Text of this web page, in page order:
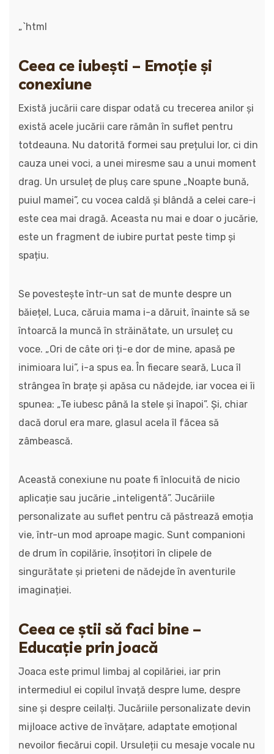
„`html
Ceea ce iubești – Emoție și
conexiune
Există jucării care dispar odată cu trecerea anilor și
există acele jucării care rămân în suflet pentru
totdeauna. Nu datorită formei sau prețului lor, ci din
cauza unei voci, a unei miresme sau a unui moment
drag. Un ursuleț de pluș care spune „Noapte bună,
puiul mamei”, cu vocea caldă și blândă a celei care-i
este cea mai dragă. Aceasta nu mai e doar o jucărie,
este un fragment de iubire purtat peste timp și
spațiu.
Se povestește într-un sat de munte despre un
băiețel, Luca, căruia mama i-a dăruit, înainte să se
întoarcă la muncă în străinătate, un ursuleț cu
voce. „Ori de câte ori ți-e dor de mine, apasă pe
inimioara lui”, i-a spus ea. În fiecare seară, Luca îl
strângea în brațe și apăsa cu nădejde, iar vocea ei îi
spunea: „Te iubesc până la stele și înapoi”. Și, chiar
dacă dorul era mare, glasul acela îl făcea să
zâmbească.
Această conexiune nu poate fi înlocuită de nicio
aplicație sau jucărie „inteligentă”. Jucăriile
personalizate au suflet pentru că păstrează emoția
vie, într-un mod aproape magic. Sunt companioni
de drum în copilărie, însoțitori în clipele de
singurătate și prieteni de nădejde în aventurile
imaginației.
Ceea ce știi să faci bine –
Educație prin joacă
Joaca este primul limbaj al copilăriei, iar prin
intermediul ei copilul învață despre lume, despre
sine și despre ceilalți. Jucăriile personalizate devin
mijloace active de învățare, adaptate emoțional
nevoilor fiecărui copil. Ursuleții cu mesaje vocale nu